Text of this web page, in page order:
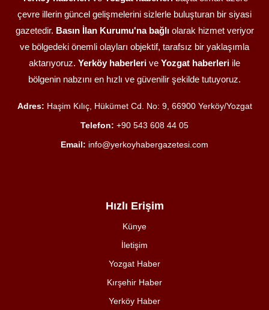
çevre illerin güncel gelişmelerini sizlerle buluşturan bir siyasi
gazetedir. Basın İlan Kurumu'na bağlıolarak hizmet veriyor
ve bölgedeki önemli olayları objektif, tarafsız bir yaklaşımla
aktarıyoruz. Yerköy haberleri ve Yozgat haberleri ile
bölgenin nabzını en hızlı ve güvenilir şekilde tutuyoruz.
Adres: Haşim Kılıç, Hükümet Cd. No: 9, 66900 Yerköy/Yozgat
Telefon: +90 543 608 44 05
Email: info@yerkoyhabergazetesi.com
Hızlı Erişim
Künye
İletişim
Yozgat Haber
Kırşehir Haber
Yerköy Haber